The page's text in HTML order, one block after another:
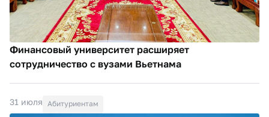
Финансовый университет расширяет
сотрудничество с вузами Вьетнама
31 июля Абитуриентам